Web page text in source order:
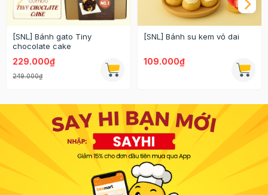
[SNL] Bánh gato Tiny
chocolate cake
229.000₫
249.000₫
[SNL] Bánh su kem vỏ dai
109.000₫